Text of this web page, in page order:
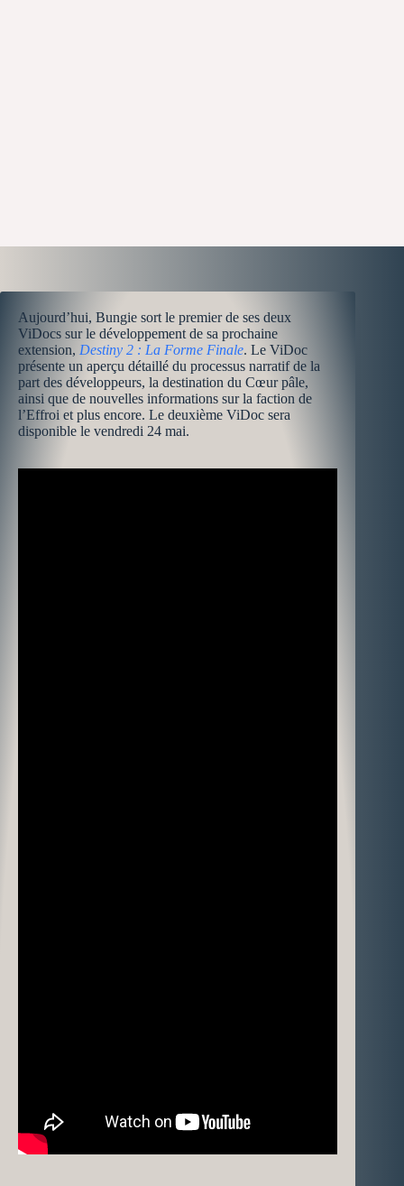
Aujourd’hui, Bungie sort le premier de ses deux
ViDocs sur le développement de sa prochaine
extension, Destiny 2 : La Forme Finale. Le ViDoc
présente un aperçu détaillé du processus narratif de la
part des développeurs, la destination du Cœur pâle,
ainsi que de nouvelles informations sur la faction de
l’Effroi et plus encore. Le deuxième ViDoc sera
disponible le vendredi 24 mai.